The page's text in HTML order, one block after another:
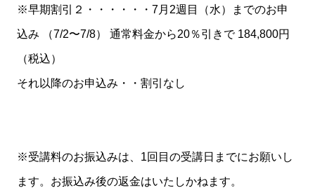
※早期割引２・・・・・・7月2週目（水）までのお申
込み （7/2〜7/8） 通常料金から20％引きで 184,800円
（税込）
それ以降のお申込み・・割引なし
※受講料のお振込みは、1回目の受講日までにお願いし
ます。お振込み後の返金はいたしかねます。